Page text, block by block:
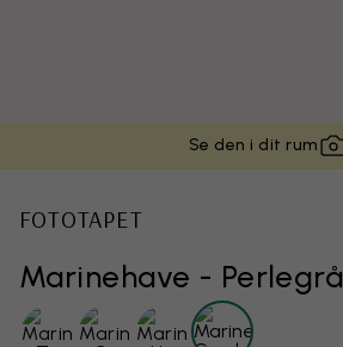
Se den i dit rum
Marinehave - Perlegrå
FOTOTAPET